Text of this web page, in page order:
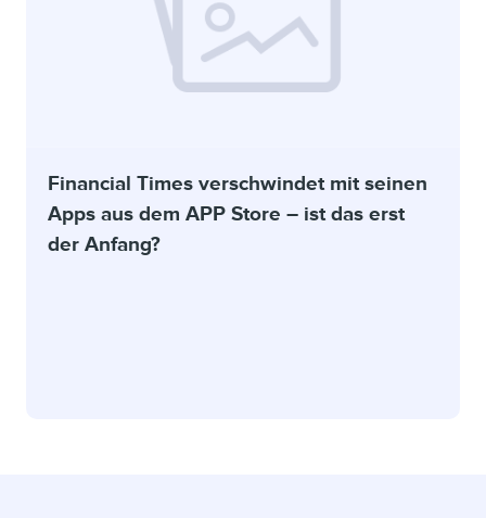
Financial Times verschwindet mit seinen
Apps aus dem APP Store – ist das erst
der Anfang?